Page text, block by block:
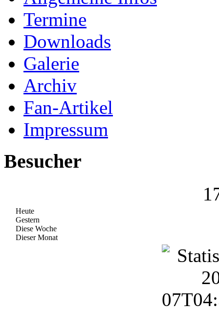
Termine
Downloads
Galerie
Archiv
Fan-Artikel
Impressum
Besucher
Heute
Gestern
Diese Woche
Dieser Monat